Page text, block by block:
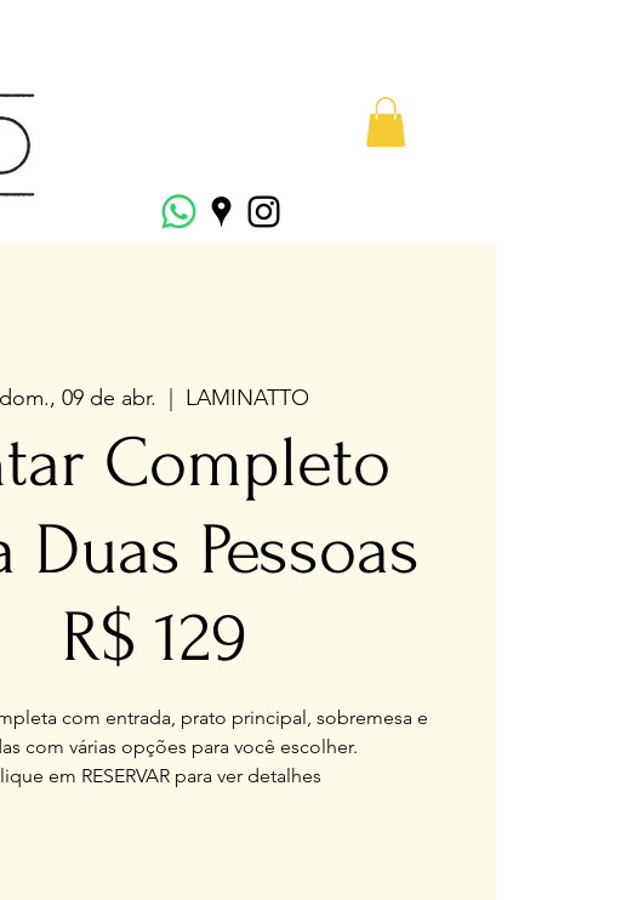
dom., 09 de abr. LAMINATTO
Completo
Duas Pessoas
R$ 129
com entrada, prato principal, sobremesa e
com várias opções para você escolher.
em RESERVAR para ver detalhes